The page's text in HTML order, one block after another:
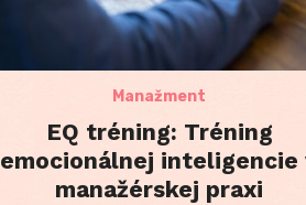
Manažment
EQ tréning: Tréning
emocionálnej inteligencie
manažérskej praxi